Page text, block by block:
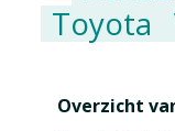
Toyota
Overzicht